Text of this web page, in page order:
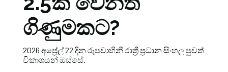
ගිණුමකට?
2026 අප්‍රේල් 22 දින රූපවාහිනී රාත්‍රී ප්‍රධාන සිංහල පුවත්
විකාශයන් ඔස්සේ.